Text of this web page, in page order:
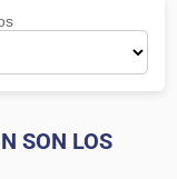
SON LOS